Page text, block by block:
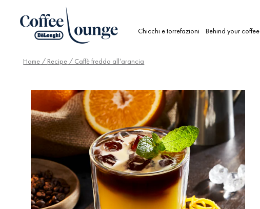
Chicchi e torrefazioni Behind your coffee
Home / Recipe / Caffè freddo all’arancia